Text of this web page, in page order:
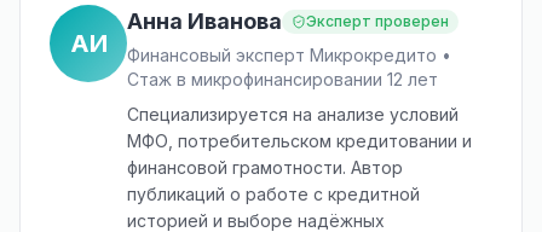
АИ
Анна Иванова Эксперт проверен
Финансовый эксперт Микрокредито •
Стаж в микрофинансировании 12 лет
Специализируется на анализе условий
МФО, потребительском кредитовании и
финансовой грамотности. Автор
публикаций о работе с кредитной
историей и выборе надёжных